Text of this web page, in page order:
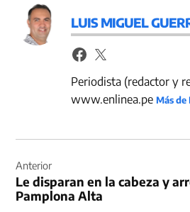
LUIS MIGUEL
Periodista (redactor y
www.enlinea.peMás de
de
entradas
Anterior
Le disparan en la cabeza y
Pamplona Alta